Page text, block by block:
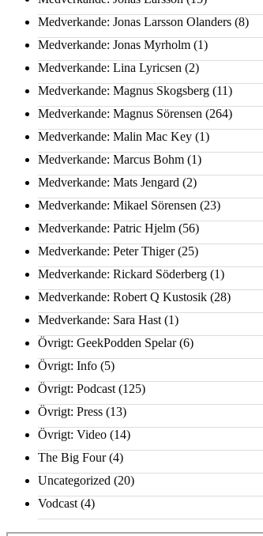
Medverkande: Jonas Larsson Olanders (8)
Medverkande: Jonas Myrholm (1)
Medverkande: Lina Lyricsen (2)
Medverkande: Magnus Skogsberg (11)
Medverkande: Magnus Sörensen (264)
Medverkande: Malin Mac Key (1)
Medverkande: Marcus Bohm (1)
Medverkande: Mats Jengard (2)
Medverkande: Mikael Sörensen (23)
Medverkande: Patric Hjelm (56)
Medverkande: Peter Thiger(25)
Medverkande: Rickard Söderberg (1)
Medverkande: Robert Q Kustosik (28)
Medverkande: Sara Hast (1)
Övrigt: GeekPodden Spelar(6)
Övrigt: Info (5)
Övrigt: Podcast (125)
Övrigt: Press (13)
Övrigt: Video (14)
The Big Four(4)
Uncategorized (20)
Vodcast (4)